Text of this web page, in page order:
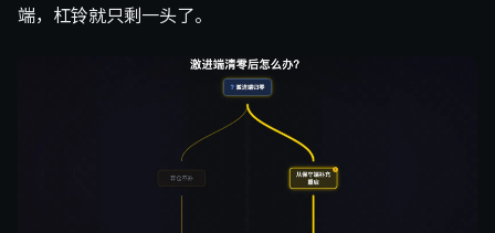
端，杠铃就只剩一头了。